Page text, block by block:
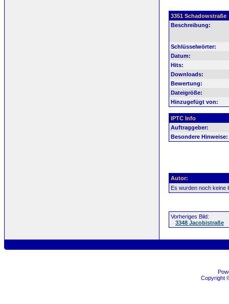
3351 Schadowstraße
Beschreibung:
Schlüsselwörter:
Datum:
Hits:
Downloads:
Bewertung:
Dateigröße:
Hinzugefügt von:
IPTC Info
Auftraggeber:
Besondere Hinweise:
Autor:
Es wurden noch keine
Vorheriges Bild:
3348 Jacobistraße
Copyright